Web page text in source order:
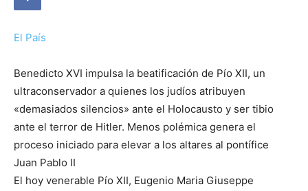
El País
Benedicto XVI impulsa la beatificación de Pío XII, un
ultraconservador a quienes los judíos atribuyen
«demasiados silencios» ante el Holocausto y ser tibio
ante el terror de Hitler. Menos polémica genera el
proceso iniciado para elevar a los altares al pontífice
Juan Pablo II
El hoy venerable Pío XII, Eugenio Maria Giuseppe